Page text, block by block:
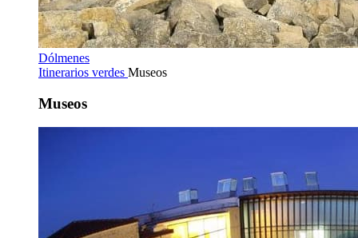
Dólmenes
Itinerarios verdes Museos
Museos